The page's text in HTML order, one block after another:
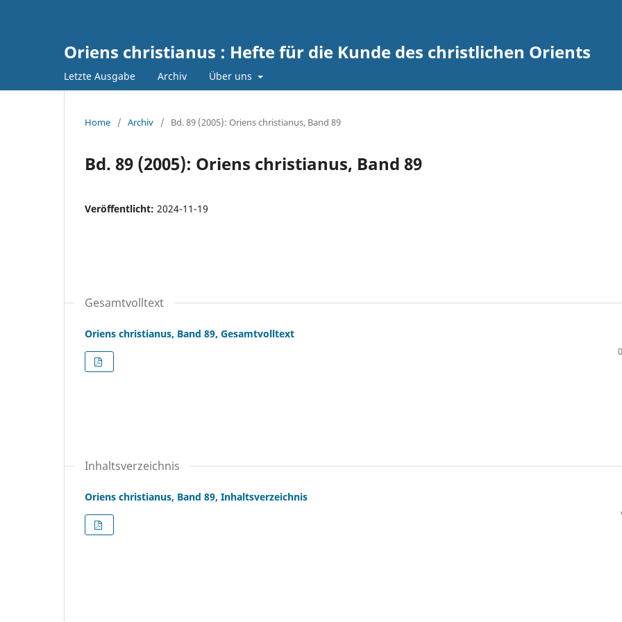
Oriens christianus : Hefte für die Kunde des christlichen Orients
Letzte Ausgabe Archiv Über uns
Home / Archiv / Bd. 89 (2005): Oriens christianus, Band 89
Bd. 89 (2005): Oriens christianus, Band 89
Veröffentlicht: 2024-11-19
Gesamtvolltext
Oriens christianus, Band 89, Gesamtvolltext
Inhaltsverzeichnis
Oriens christianus, Band 89, Inhaltsverzeichnis